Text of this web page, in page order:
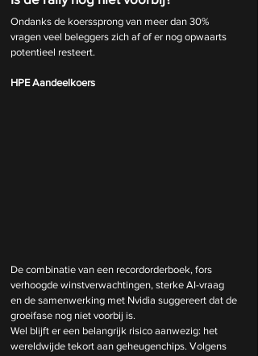
Ondanks de koerssprong van meer dan 30%
vragen veel beleggers zich af of er nog opwaarts
potentieel resteert.
HPE Aandeelkoers
De combinatie van een recordorderboek, fors
verhoogde winstverwachtingen, sterke AI-vraag
en de samenwerking met Nvidia suggereert dat de
groeifase nog niet voorbij is.
Wel blijft er een belangrijk risico aanwezig: het
wereldwijde tekort aan geheugenchips. Volgens